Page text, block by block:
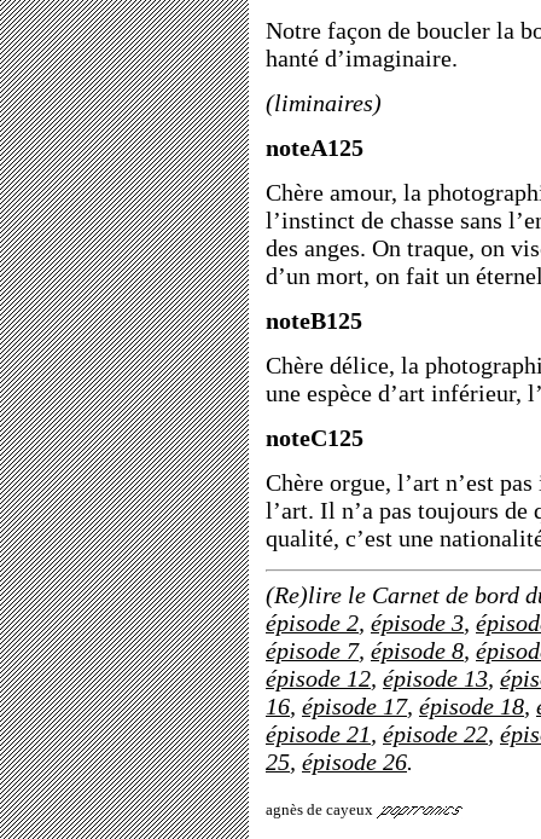
Notre façon de boucler la
hanté d’imaginaire.
(liminaires)
noteA125
Chère amour, la
l’instinct de chasse sans
des anges. On traque, on
d’un mort, on fait un
noteB125
Chère délice, la
une espèce d’art inférieur,
noteC125
Chère orgue, l’art n’est
l’art. Il n’a pas toujours de
qualité, c’est une
(Re)lire le Carnet de bord
épisode 2, épisode 3,
épisode 7, épisode 8,
épisode 12, épisode 13,
16, épisode 17, épisode 18,
épisode 21, épisode 22,
25, épisode 26.
agnès de cayeux